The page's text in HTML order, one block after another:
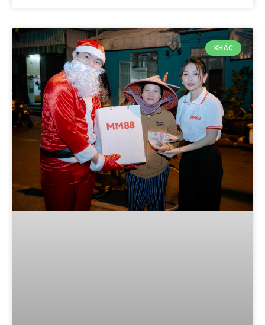
KHÁC